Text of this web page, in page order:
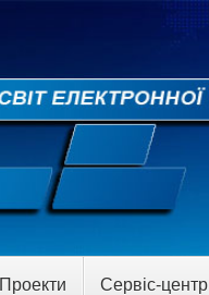
Проекти Сервіс-центр